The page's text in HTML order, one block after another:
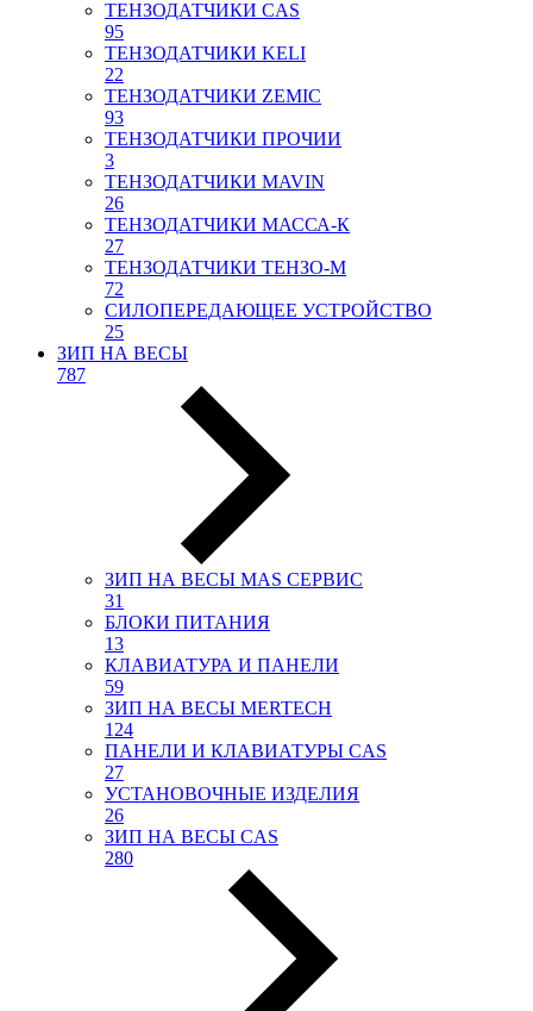
ТЕНЗОДАТЧИКИ CAS
95
ТЕНЗОДАТЧИКИ KELI
22
ТЕНЗОДАТЧИКИ ZEMIC
93
ТЕНЗОДАТЧИКИ ПРОЧИИ
3
ТЕНЗОДАТЧИКИ MAVIN
26
ТЕНЗОДАТЧИКИ МАССА-К
27
ТЕНЗОДАТЧИКИ ТЕНЗО-М
72
СИЛОПЕРЕДАЮЩЕЕ УСТРОЙСТВО
25
ЗИП НА ВЕСЫ
787
ЗИП НА ВЕСЫ МАS СЕРВИС
31
БЛОКИ ПИТАНИЯ
13
КЛАВИАТУРА И ПАНЕЛИ
59
ЗИП НА ВЕСЫ MERTECH
124
ПАНЕЛИ И КЛАВИАТУРЫ CAS
27
УСТАНОВОЧНЫЕ ИЗДЕЛИЯ
26
ЗИП НА ВЕСЫ CAS
280